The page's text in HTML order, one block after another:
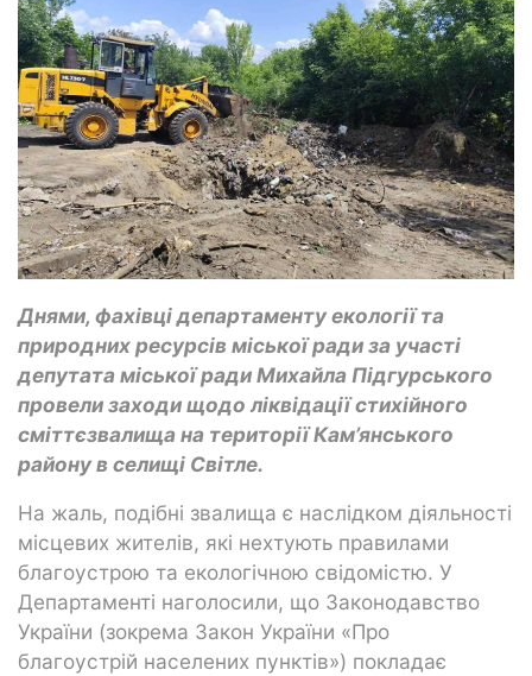
Днями, фахівці департаменту екології та
природних ресурсів міської ради за участі
депутата міської ради Михайла Підгурського
провели заходи щодо ліквідації стихійного
сміттєзвалища на території Кам’янського
району в селищі Світле.
На жаль, подібні звалища є наслідком діяльності
місцевих жителів, які нехтують правилами
благоустрою та екологічною свідомістю. У
Департаменті наголосили, що Законодавство
України (зокрема Закон України «Про
благоустрій населених пунктів») покладає